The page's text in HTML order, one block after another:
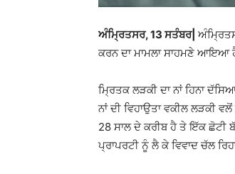
ਅੰਮ੍ਰਿਤਸਰ, 13 ਸਤੰਬਰ|
ਕਰਨ ਦਾ ਮਾਮਲਾ ਸਾਹਮਣੇ ਆਇਆ
ਮ੍ਰਿਤਕ ਲੜਕੀ ਦਾ ਨਾਂ ਹਿਨਾ
ਨਾਂ ਦੀ ਵਿਹਾਉਤਾ ਵਕੀਲ ਲੜਕੀ
28 ਸਾਲ ਦੇ ਕਰੀਬ ਹੈ ਤੇ ਇੱਕ ਛੋਟੀ
ਪ੍ਰਾਪਰਟੀ ਨੂੰ ਲੈ ਕੇ ਵਿਵਾਦ ਚੱਲ